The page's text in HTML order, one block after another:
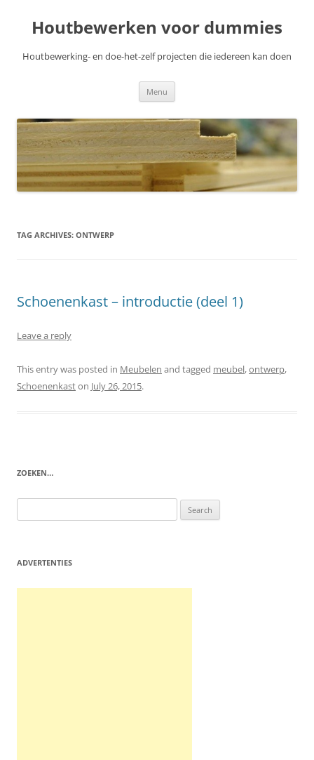
content
Houtbewerken voor dummies
Houtbewerking- en doe-het-zelf projecten die iedereen kan doen
Menu
TAG ARCHIVES: ONTWERP
Schoenenkast – introductie (deel 1)
Leave a reply
This entry was posted in Meubelen and tagged meubel,ontwerp,
Schoenenkaston July 26, 2015.
ZOEKEN…
for:
ADVERTENTIES